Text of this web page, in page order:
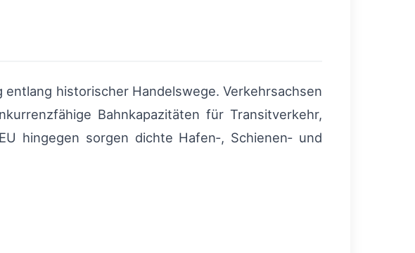
historischer Handelswege. Verkehrsachsen
Bahnkapazitäten für Transitverkehr,
hingegen sorgen dichte Hafen‑, Schienen‑ und